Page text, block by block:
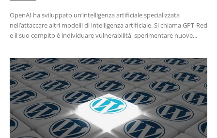
OpenAI ha sviluppato un’intelligenza artificiale specializzata
nell’attaccare altri modelli di intelligenza artificiale. Si chiama GPT-Red
e il suo compito è individuare vulnerabilità, sperimentare nuove...